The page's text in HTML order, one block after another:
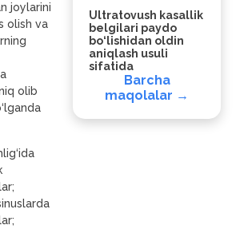
joylarini
olish va
olib
Ultratovush kasallik
belgilari paydo
bo‘lishidan oldin
aniqlash usuli
sifatida
Barcha
maqolalar →